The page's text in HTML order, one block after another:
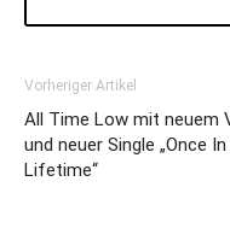
Vorheriger Artikel
All Time Low mit neuem
und neuer Single „Once In
Lifetime“